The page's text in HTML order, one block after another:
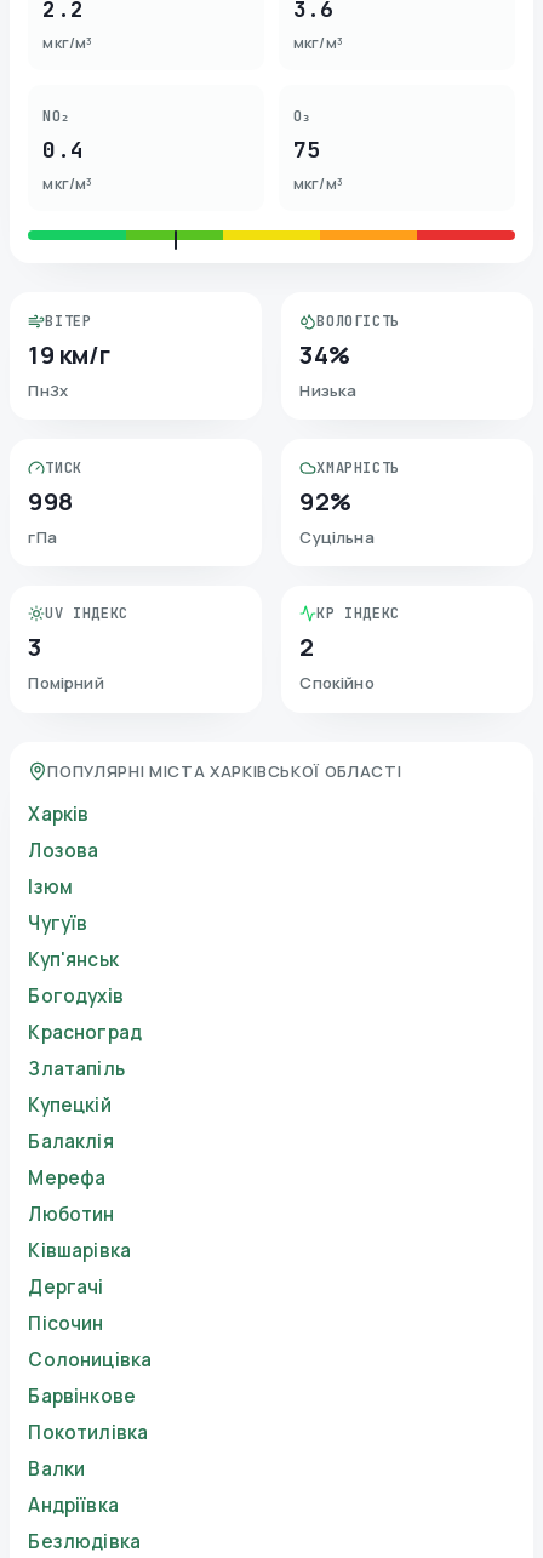
2.2
мкг/м³
3.6
мкг/м³
NO₂
0.4
мкг/м³
O₃
75
мкг/м³
ВІТЕР
19 км/г
ПнЗх
ВОЛОГІСТЬ
34%
Низька
ТИСК
998
гПа
ХМАРНІСТЬ
92%
Суцільна
UV ІНДЕКС
3
Помірний
KP ІНДЕКС
2
Спокійно
ПОПУЛЯРНІ МІСТА ХАРКІВСЬКОЇ ОБЛАСТІ
Харків
Лозова
Ізюм
Чугуїв
Куп'янськ
Богодухів
Красноград
Златапіль
Купецкій
Балаклія
Мерефа
Люботин
Ківшарівка
Дергачі
Пісочин
Солоницівка
Барвінкове
Покотилівка
Валки
Андріївка
Безлюдівка